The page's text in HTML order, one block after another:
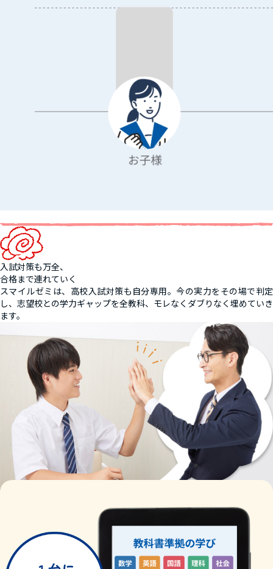
入試対策も万全、
合格まで連れていく
スマイルゼミは、高校入試対策も自分専用。今の実力をその場で判定
し、志望校との学力ギャップを全教科、モレなくダブりなく埋めていき
ます。